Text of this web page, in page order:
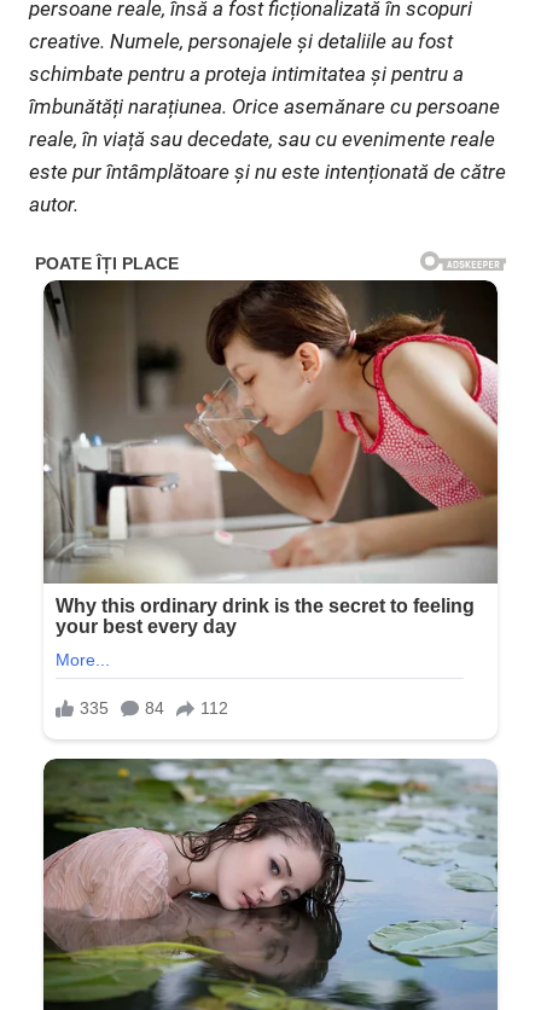
persoane reale, însă a fost ficționalizată în scopuri
creative. Numele, personajele și detaliile au fost
schimbate pentru a proteja intimitatea și pentru a
îmbunătăți narațiunea. Orice asemănare cu persoane
reale, în viață sau decedate, sau cu evenimente reale
este pur întâmplătoare și nu este intenționată de către
autor.